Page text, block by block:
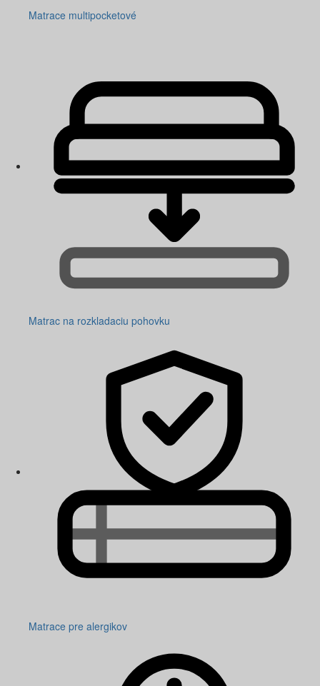
Matrace multipocketové
Matrac na rozkladaciu pohovku
Matrace pre alergikov